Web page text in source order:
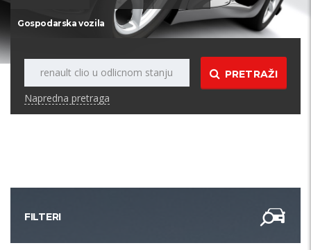
Gospodarska vozila
PRETRAŽI
Napredna pretraga
FILTERI